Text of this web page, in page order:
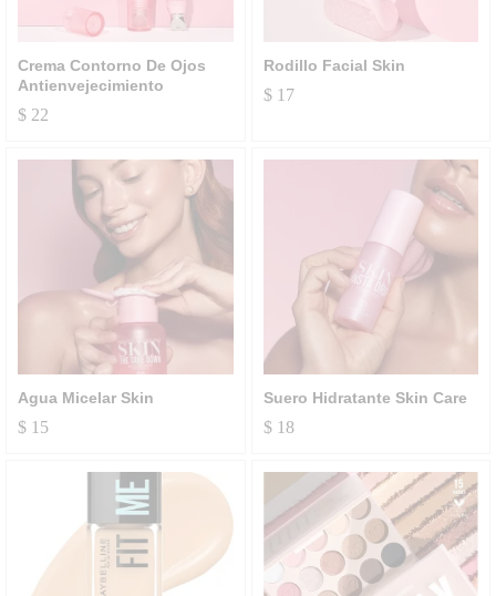
Crema Contorno De Ojos
Antienvejecimiento
$ 22
Rodillo Facial Skin
$17
Agua Micelar Skin
$ 15
Suero Hidratante Skin Care
$18